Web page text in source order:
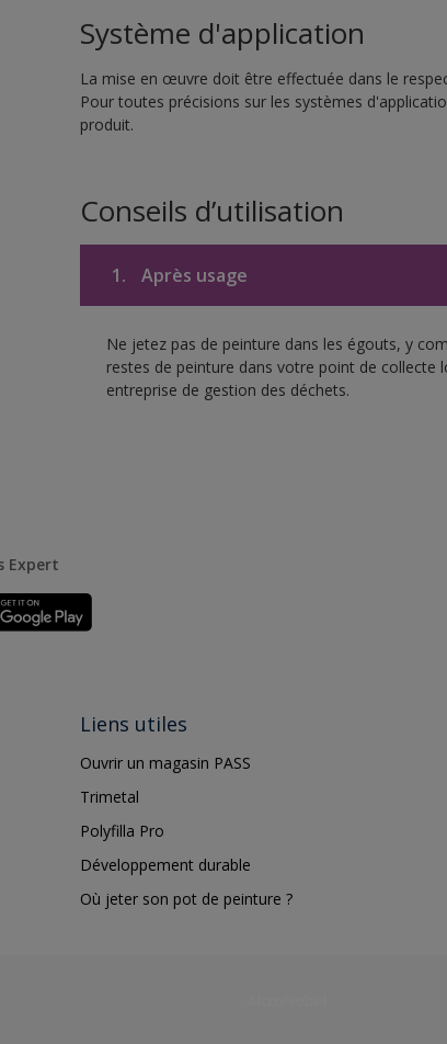
Système d'application
La mise en œuvre doit être effectuée dans le
Pour toutes précisions sur les systèmes
produit.
Conseils d’utilisation
1. Après usage
Ne jetez pas de peinture dans les égouts, y
restes de peinture dans votre point de collecte
entreprise de gestion des déchets.
Expert
Liens utiles
Ouvrir un magasin PASS
Trimetal
Polyfilla Pro
Développement durable
Où jeter son pot de peinture ?